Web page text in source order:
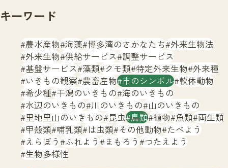
文字サイズ 小 中 大
生物多様性ふくおかウェブセンターとは
サイトマップ
キーワード
農水産物 海藻 博多湾のさかなたち 外来生物法
外来生物 供給サービス 調整サービス
基盤サービス 藻類 クモ類 特定外来生物 外来種
いきもの観察 農畜産物 市のシンボル 軟体動物
希少種 干潟のいきもの 海のいきもの
水辺のいきもの 川のいきもの 山のいきもの
里地里山のいきもの 昆虫 鳥類 植物 魚類 両生類
甲殻類 哺乳類 は虫類 その他動物 たべよう
えらぼう ふれよう まもろう つたえよう
生物多様性